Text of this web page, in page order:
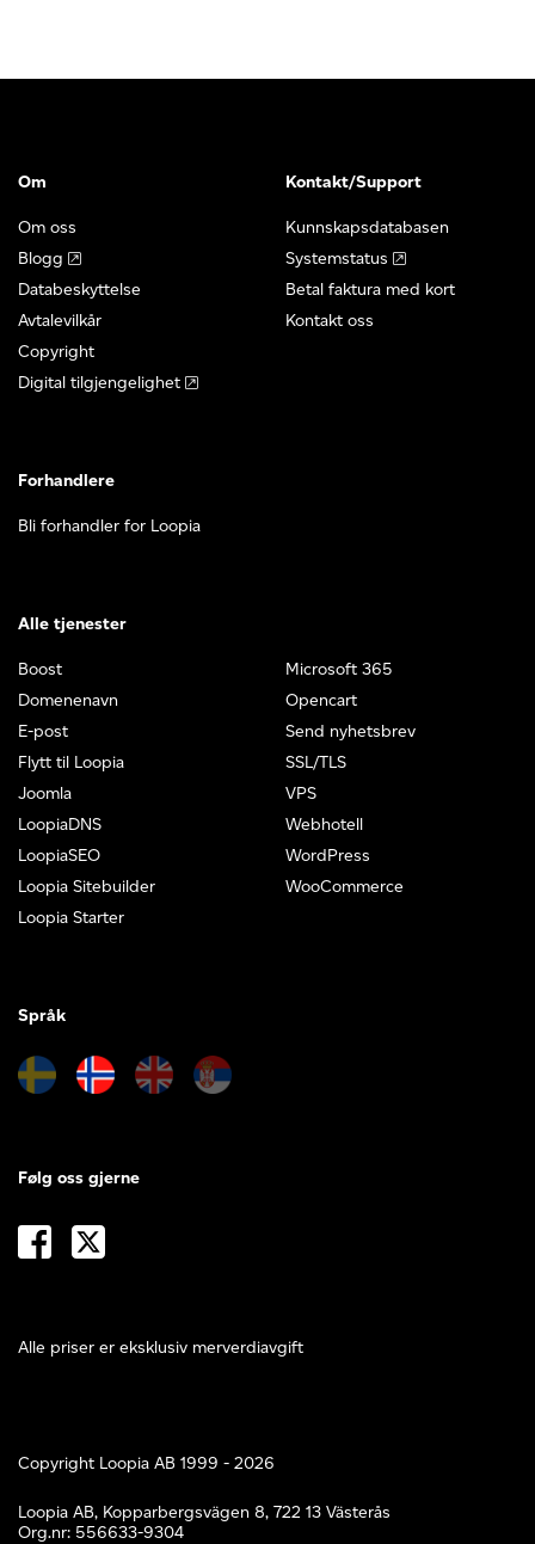
Om
Om oss
Blogg
Databeskyttelse
Avtalevilkår
Copyright
Digital tilgjengelighet
Kontakt/Support
Kunnskapsdatabasen
Systemstatus
Betal faktura med kort
Kontakt oss
Forhandlere
Bli forhandler for Loopia
Alle tjenester
Boost
Domenenavn
E-post
Flytt til Loopia
Joomla
LoopiaDNS
LoopiaSEO
Loopia Sitebuilder
Loopia Starter
Microsoft 365
Opencart
Send nyhetsbrev
SSL/TLS
VPS
Webhotell
WordPress
WooCommerce
Språk
Alle priser er eksklusiv merverdiavgift
Følg oss gjerne
Copyright Loopia AB 1999 - 2026
Loopia AB, Kopparbergsvägen 8, 722 13 Västerås
Org.nr: 556633-9304